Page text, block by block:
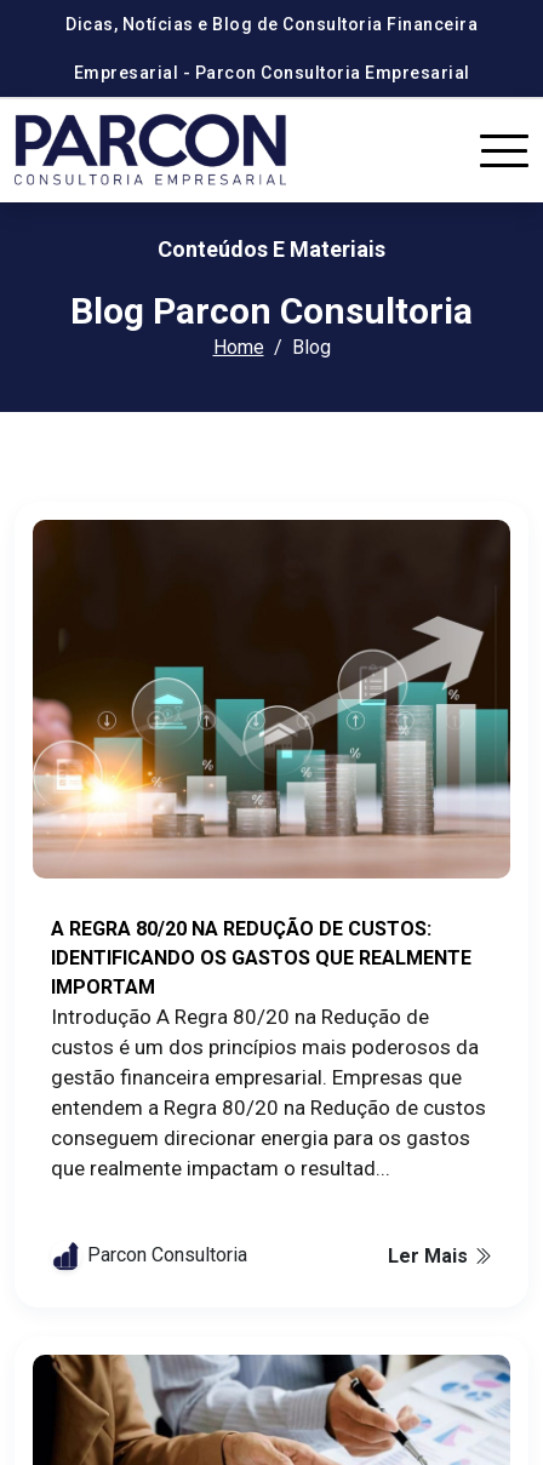
Dicas, Notícias e Blog de Consultoria Financeira
Empresarial - Parcon Consultoria Empresarial
Conteúdos E Materiais
Blog Parcon Consultoria
Home Blog
A REGRA 80/20 NA REDUÇÃO DE CUSTOS:
IDENTIFICANDO OS GASTOS QUE REALMENTE
IMPORTAM
Introdução A Regra 80/20 na Redução de
custos é um dos princípios mais poderosos da
gestão financeira empresarial. Empresas que
entendem a Regra 80/20 na Redução de custos
conseguem direcionar energia para os gastos
que realmente impactam o resultad...
Parcon Consultoria Ler Mais